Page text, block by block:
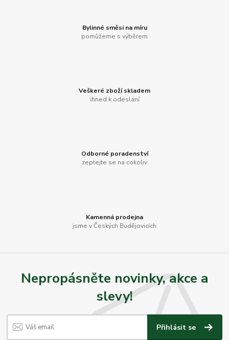
Bylinné směsi na míru
pomůžeme s výběrem
Veškeré zboží skladem
ihned k odeslání
Odborné poradenství
zeptejte se na cokoliv
Kamenná prodejna
jsme v Českých Budějovicích
Nepropásněte novinky, akce a
slevy!
Přihlásit se